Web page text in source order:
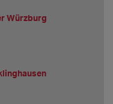
Würzburg